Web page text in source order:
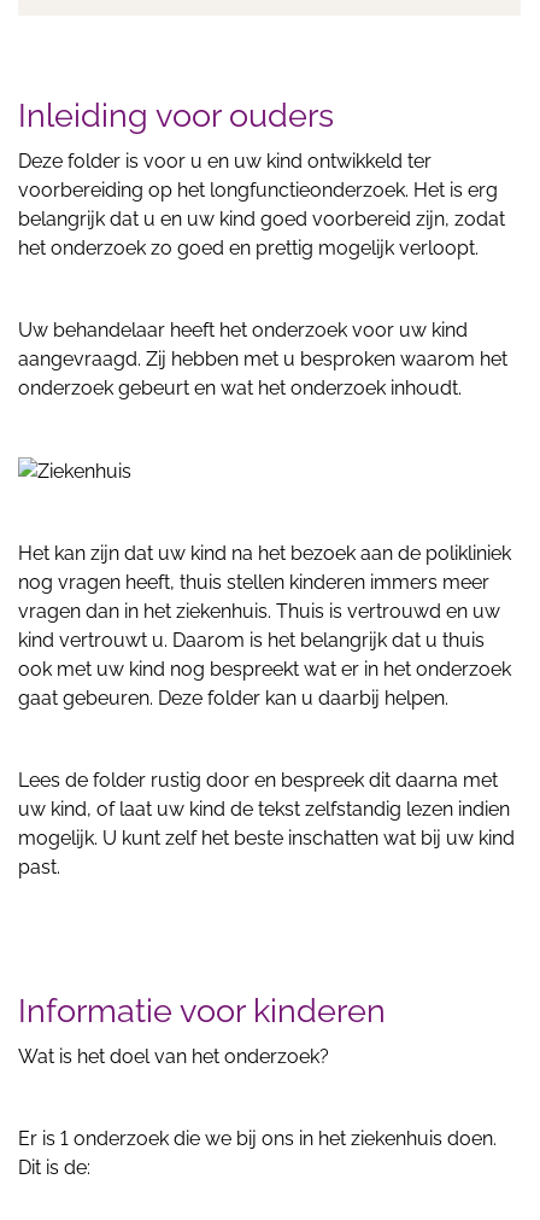
Inleiding voor ouders
Deze folder is voor u en uw kind ontwikkeld ter
voorbereiding op het longfunctieonderzoek. Het is erg
belangrijk dat u en uw kind goed voorbereid zijn, zodat
het onderzoek zo goed en prettig mogelijk verloopt.
Uw behandelaar heeft het onderzoek voor uw kind
aangevraagd. Zij hebben met u besproken waarom het
onderzoek gebeurt en wat het onderzoek inhoudt.
Het kan zijn dat uw kind na het bezoek aan de polikliniek
nog vragen heeft, thuis stellen kinderen immers meer
vragen dan in het ziekenhuis. Thuis is vertrouwd en uw
kind vertrouwt u. Daarom is het belangrijk dat u thuis
ook met uw kind nog bespreekt wat er in het onderzoek
gaat gebeuren. Deze folder kan u daarbij helpen.
Lees de folder rustig door en bespreek dit daarna met
uw kind, of laat uw kind de tekst zelfstandig lezen indien
mogelijk. U kunt zelf het beste inschatten wat bij uw kind
past.
Informatie voor kinderen
Wat is het doel van het onderzoek?
Er is 1 onderzoek die we bij ons in het ziekenhuis doen.
Dit is de: